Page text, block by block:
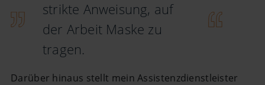
strikte Anweisung, auf
der Arbeit Maske zu
tragen.
Darüber hinaus stellt mein Assistenzdienstleister